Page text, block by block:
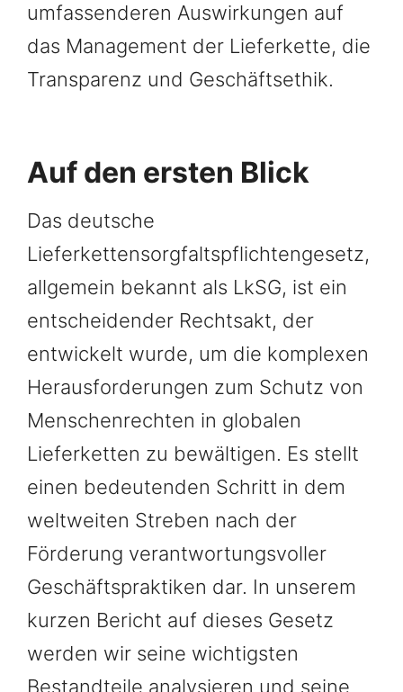
umfassenderen Auswirkungen auf
das Management der Lieferkette, die
Transparenz und Geschäftsethik.
Auf den ersten Blick
Das deutsche
Lieferkettensorgfaltspflichtengesetz,
allgemein bekannt als LkSG, ist ein
entscheidender Rechtsakt, der
entwickelt wurde, um die komplexen
Herausforderungen zum Schutz von
Menschenrechten in globalen
Lieferketten zu bewältigen. Es stellt
einen bedeutenden Schritt in dem
weltweiten Streben nach der
Förderung verantwortungsvoller
Geschäftspraktiken dar. In unserem
kurzen Bericht auf dieses Gesetz
werden wir seine wichtigsten
Bestandteile analysieren und seine